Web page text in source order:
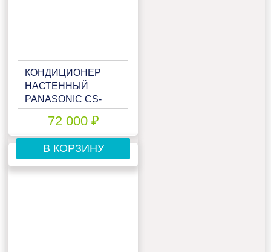
КОНДИЦИОНЕР
НАСТЕННЫЙ
PANASONIC CS-
PZ25WKD
72 000 ₽
В КОРЗИНУ